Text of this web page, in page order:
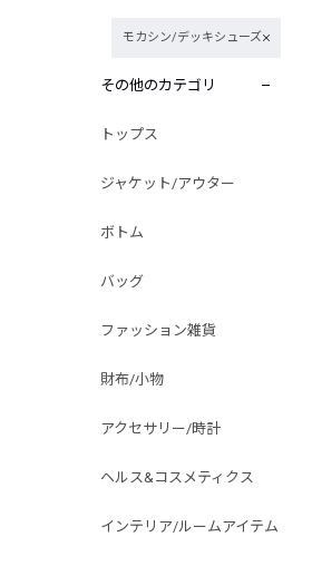
モカシン/デッキシューズ
その他のカテゴリ
トップス
ジャケット/アウター
ボトム
バッグ
ファッション雑貨
財布/小物
アクセサリー/時計
ヘルス&コスメティクス
インテリア/ルームアイテム
別注限定 フード付き チェックシャツジャケット